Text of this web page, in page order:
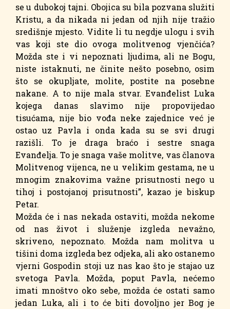
se u dubokoj tajni. Obojica su bila pozvana služiti
Kristu, a da nikada ni jedan od njih nije tražio
središnje mjesto. Vidite li tu negdje ulogu i svih
vas koji ste dio ovoga molitvenog vjenčića?
Možda ste i vi nepoznati ljudima, ali ne Bogu,
niste istaknuti, ne činite nešto posebno, osim
što se okupljate, molite, postite na posebne
nakane. A to nije mala stvar. Evanđelist Luka
kojega danas slavimo nije propovijedao
tisućama, nije bio vođa neke zajednice već je
ostao uz Pavla i onda kada su se svi drugi
razišli. To je draga braćo i sestre snaga
Evanđelja. To je snaga vaše molitve, vas članova
Molitvenog vijenca, ne u velikim gestama, ne u
mnogim znakovima važne prisutnosti nego u
tihoj i postojanoj prisutnosti”, kazao je biskup
Petar.
Možda će i nas nekada ostaviti, možda nekome
od nas život i služenje izgleda nevažno,
skriveno, nepoznato. Možda nam molitva u
tišini doma izgleda bez odjeka, ali ako ostanemo
vjerni Gospodin stoji uz nas kao što je stajao uz
svetoga Pavla. Možda, poput Pavla, nećemo
imati mnoštvo oko sebe, možda će ostati samo
jedan Luka, ali i to će biti dovoljno jer Bog je